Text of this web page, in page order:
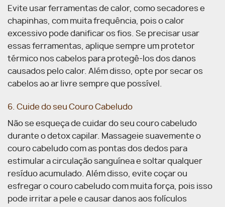
Evite usar ferramentas de calor, como secadores e
chapinhas, com muita frequência, pois o calor
excessivo pode danificar os fios. Se precisar usar
essas ferramentas, aplique sempre um protetor
térmico nos cabelos para protegê-los dos danos
causados pelo calor. Além disso, opte por secar os
cabelos ao ar livre sempre que possível.
6. Cuide do seu Couro Cabeludo
Não se esqueça de cuidar do seu couro cabeludo
durante o detox capilar. Massageie suavemente o
couro cabeludo com as pontas dos dedos para
estimular a circulação sanguínea e soltar qualquer
resíduo acumulado. Além disso, evite coçar ou
esfregar o couro cabeludo com muita força, pois isso
pode irritar a pele e causar danos aos folículos